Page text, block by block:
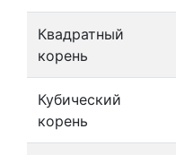
Квадратный
корень
Кубический
корень